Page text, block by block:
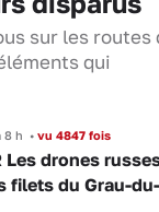
sur les routes
qui
8 h •vu 4847 fois
Les drones
filets du Grau-